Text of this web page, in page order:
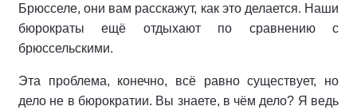
Брюсселе, они вам расскажут, как это делается. Наши
бюрократы ещё отдыхают по сравнению с
брюссельскими.
Эта проблема, конечно, всё равно существует, но
дело не в бюрократии. Вы знаете, в чём дело? Я ведь